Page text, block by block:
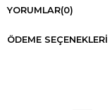
YORUMLAR(0)
ÖDEME SEÇENEKLERI